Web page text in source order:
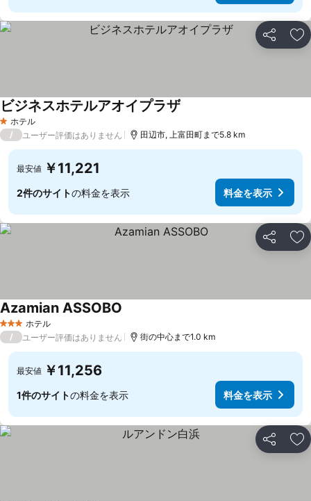
シェア お
1 ホテルのランク
ホテル
ビジネスホテルアオイプラザ
/ ユーザー評価はありません 田辺市, 上富田町まで5.8 km
最安値 ￥11,221
2件のサイトの料金を表示 料金を表示
シェア お
3 ホテルのランク
ホテル
Azamian ASSOBO
/ ユーザー評価はありません 街の中心まで1.0 km
最安値 ￥11,256
1件のサイトの料金を表示 料金を表示
シェア お